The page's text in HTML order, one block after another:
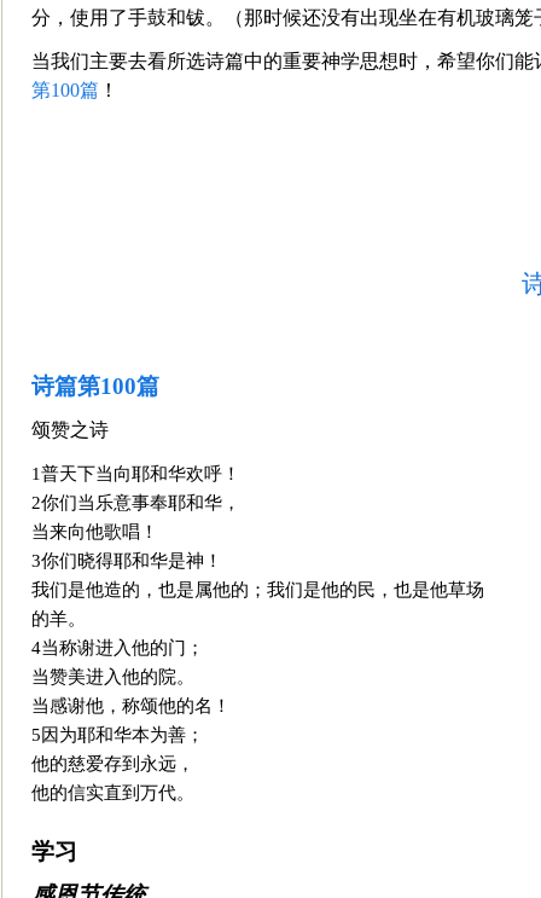
分，使用了手鼓和钹。（那时候还没有出现坐在有机玻璃笼
当我们主要去看所选诗篇中的重要神学思想时，希望你们
第100篇 ！
诗篇第100篇
颂赞之诗
1普天下当向耶和华欢呼！
2你们当乐意事奉耶和华，
当来向他歌唱！
3你们晓得耶和华是神！
我们是他造的，也是属他的；我们是他的民，也是他草场
的羊。
4当称谢进入他的门；
当赞美进入他的院。
当感谢他，称颂他的名！
5因为耶和华本为善；
他的慈爱存到永远，
他的信实直到万代。
学习